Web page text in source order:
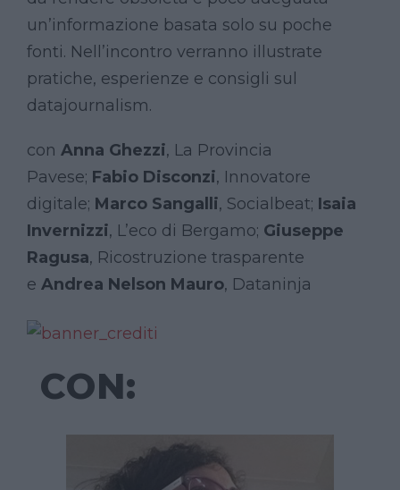
un’informazione basata solo su poche
fonti. Nell’incontro verranno illustrate
pratiche, esperienze e consigli sul
datajournalism.
con Anna Ghezzi, La Provincia
Pavese; Fabio Disconzi, Innovatore
digitale; Marco Sangalli, Socialbeat; Isaia
Invernizzi, L’eco di Bergamo; Giuseppe
Ragusa, Ricostruzione trasparente
e Andrea Nelson Mauro, Dataninja
CON: